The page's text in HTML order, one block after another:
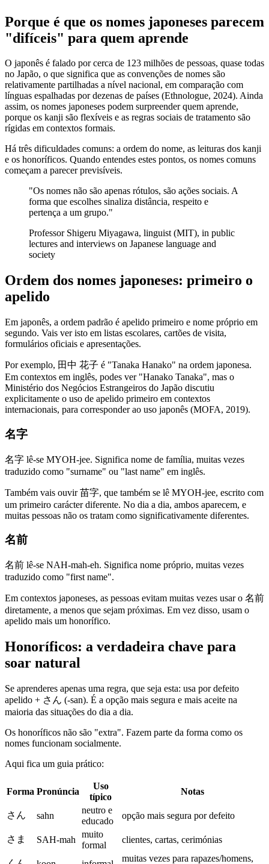
Porque é que os nomes japoneses parecem
"difíceis" para quem aprende
O japonês é falado por cerca de 123 milhões de pessoas, quase todas
no Japão, o que significa que as convenções de nomes são
relativamente partilhadas a nível nacional, em comparação com
línguas espalhadas por dezenas de países (Ethnologue, 2024). Ainda
assim, os nomes japoneses podem surpreender quem aprende,
porque os kanji são flexíveis e as regras sociais de tratamento são
rígidas em contextos formais.
Há três dificuldades comuns: a ordem do nome, as leituras dos kanji
e os honoríficos. Quando entendes estes pontos, os nomes comuns
começam a parecer previsíveis.
"Os nomes não são apenas rótulos, são ações sociais. A
forma que escolhes sinaliza distância, respeito e
pertença a um grupo."
Professor Shigeru Miyagawa, linguist (MIT), in public
lectures and interviews on Japanese language and
society
Ordem dos nomes japoneses: primeiro o
apelido
Em japonês, a ordem padrão é apelido primeiro e nome próprio em
segundo. Vais ver isto em listas escolares, cartões de visita,
formulários oficiais e apresentações.
Por exemplo, 田中 花子 é "Tanaka Hanako" na ordem japonesa.
Em contextos em inglês, podes ver "Hanako Tanaka", mas o
Ministério dos Negócios Estrangeiros do Japão discutiu
explicitamente o uso de apelido primeiro em contextos
internacionais, para corresponder ao uso japonês (MOFA, 2019).
名字
名字 lê-se MYOH-jee. Significa nome de família, muitas vezes
traduzido como "surname" ou "last name" em inglês.
Também vais ouvir 苗字, que também se lê MYOH-jee, escrito com
um primeiro carácter diferente. No dia a dia, ambos aparecem, e
muitas pessoas não os tratam como significativamente diferentes.
名前
名前 lê-se NAH-mah-eh. Significa nome próprio, muitas vezes
traduzido como "first name".
Em contextos japoneses, as pessoas evitam muitas vezes usar o 名前
diretamente, a menos que sejam próximas. Em vez disso, usam o
apelido mais um honorífico.
Honoríficos: a verdadeira chave para
soar natural
Se aprenderes apenas uma regra, que seja esta: usa por defeito
apelido + さん (-san). É a opção mais segura e mais aceite na
maioria das situações do dia a dia.
Os honoríficos não são "extra". Fazem parte da forma como os
nomes funcionam socialmente.
Aqui fica um guia prático:
Forma Pronúncia
Uso
típico
Notas
さん sahn
neutro e
educado
opção mais segura por defeito
さま SAH-mah
muito
formal
clientes, cartas, cerimónias
muitas vezes para rapazes/homens,